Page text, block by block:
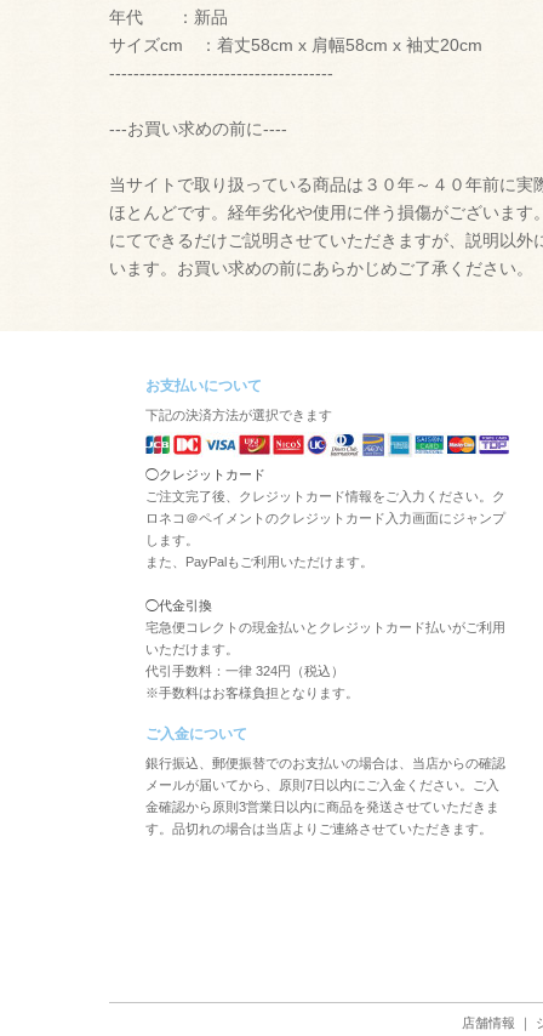
年代 ：新品
サイズcm ：着丈58cm x 肩幅58cm x 袖丈20cm
-------------------------------------
---お買い求めの前に----
当サイトで取り扱っている商品は３０年～４０年前に
ほとんどです。経年劣化や使用に伴う損傷がございま
にてできるだけご説明させていただきますが、説明以
います。お買い求めの前にあらかじめご了承ください。
お支払いについて
下記の決済方法が選択できます
◯クレジットカード
ご注文完了後、クレジットカード情報をご入力ください。ク
ロネコ＠ペイメントのクレジットカード入力画面にジャンプ
します。
また、PayPalもご利用いただけます。
◯代金引換
宅急便コレクトの現金払いとクレジットカード払いがご利用
いただけます。
代引手数料：一律 324円（税込）
※手数料はお客様負担となります。
ご入金について
銀行振込、郵便振替でのお支払いの場合は、当店からの確認
メールが届いてから、原則7日以内にご入金ください。ご入
金確認から原則3営業日以内に商品を発送させていただきま
す。品切れの場合は当店よりご連絡させていただきます。
店舗情報 ｜